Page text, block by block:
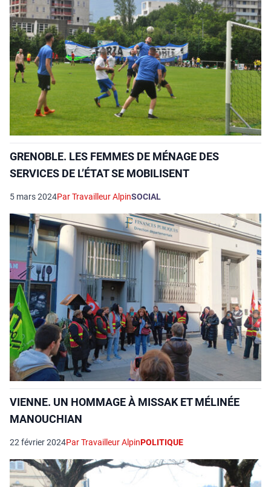
GRENOBLE. LES FEMMES DE MÉNAGE DES
SERVICES DE L’ÉTAT SE MOBILISENT
5 mars 2024Par Travailleur AlpinSOCIAL
VIENNE. UN HOMMAGE À MISSAK ET MÉLINÉE
MANOUCHIAN
22 février 2024Par Travailleur AlpinPOLITIQUE